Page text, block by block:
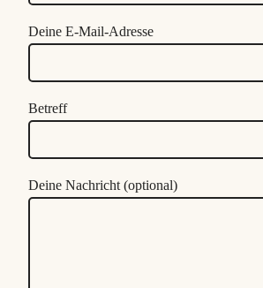
Deine E-Mail-Adresse
Betreff
Deine Nachricht (optional)